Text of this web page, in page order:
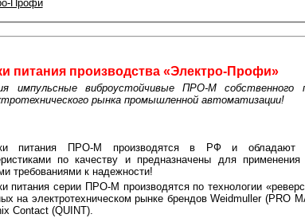
Профи
питания производства «Электро-Профи»
импульсные виброустойчивые ПРО-М собственного
рынка промышленной автоматизации!
питания ПРО-М производятся в РФ и обладают
по качеству и предназначены для
требованиями к надежности!
питания серии ПРО-М производятся по технологии
на электротехническом рынке брендов Weidmuller (PRO
Contact (QUINT).